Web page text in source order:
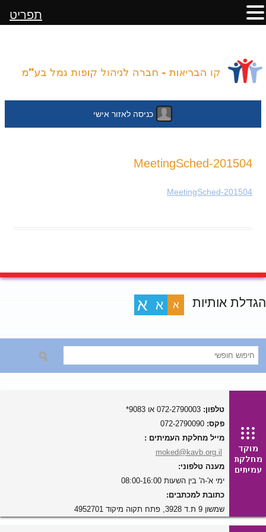
כניסה לאזור אישי
201504-MeetingSched
201504-MeetingSched
הגדלת אותיות א א א
טלפון:
פקס:
מייל מחלקת העמיתים :
moked@kavb.org.il
מענה טלפוני:
ימי א'-ה' בין השעות 08:00-16:00
כתובת למכתבים:
שמשון 9 ת.ד 3928, פתח תקוה מיקוד 4952701
תפריט